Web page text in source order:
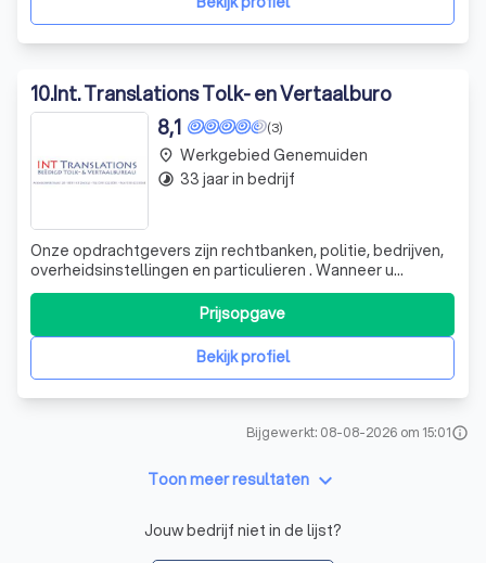
10.Int. Translations Tolk- en Vertaalburo
(3)
8,1
Onze opdrachtgevers zijn rechtbanken, politie, bedrijven,
overheidsinstellingen en particulieren . Wanneer u
behoefte heeft aan een snelle correcte vertaler of een
tolk dan kunt u bij ons terecht! Uiteraard houden wij bij het
vertalen rekening met vakjargon en onderliggende
betekenissen van zinsnedBekijk profiel
Prijsopgave
place Werkgebied Genemuiden
timelapse 33 jaar in bedrijf
Bijgewerkt: 08-08-2026 om 15:01info
Toon meer resultaten keyboard_arrow_down
Jouw bedrijf niet in de lijst?